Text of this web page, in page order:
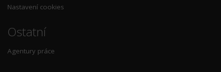
Nastavení cookies
Ostatní
Agentury práce